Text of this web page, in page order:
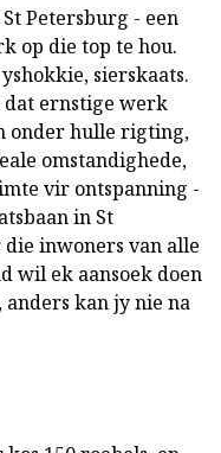
Petersburg - een
op die top te hou.
sierskaats.
dat ernstige werk
onder hulle rigting,
omstandighede,
vir ontspanning -
in St
inwoners van alle
wil ek aansoek doen
kan jy nie na